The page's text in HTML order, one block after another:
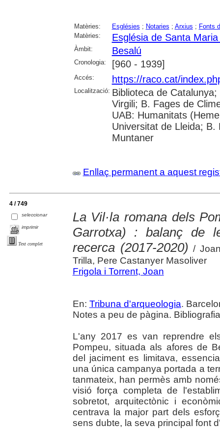
Matèries: Esglésies ; Notaries ; Arxius ; Fonts
Matèries:
Església de Santa
Àmbit: Besalú
Cronologia: [960 - 1939]
Accés: https://raco.cat/
Localització: Biblioteca de
Virgili; B. Fages de
UAB: Humanitats
Universitat de Lleida;
Muntaner
Enllaç permanent a aquest
4 / 749
seleccionar
imprimir
Text complet
La Vil·la romana dels
Garrotxa) : balanç de
recerca (2017-2020) /
Trilla, Pere Castanyer Masoliver
Frigola i Torrent, Joan
En: Tribuna d'arqueologia.
Notes a peu de pàgina.
L'any 2017 es van reprendre
Pompeu, situada als afores de
del jaciment es limitava,
una única campanya portada a
tanmateix, han permès amb
visió força completa de
sobretot, arquitectònic i
centrava la major part dels
sens dubte, la seva principal font